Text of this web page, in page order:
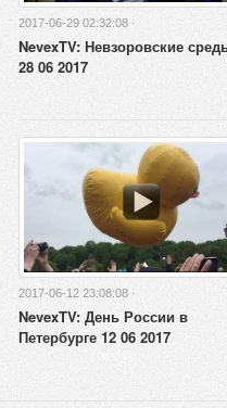
2017-06-29 02:32:08 ·
NevexTV: Невзоровские
28 06 2017
2017-06-12 23:08:08 ·
NevexTV: День России в
Петербурге 12 06 2017